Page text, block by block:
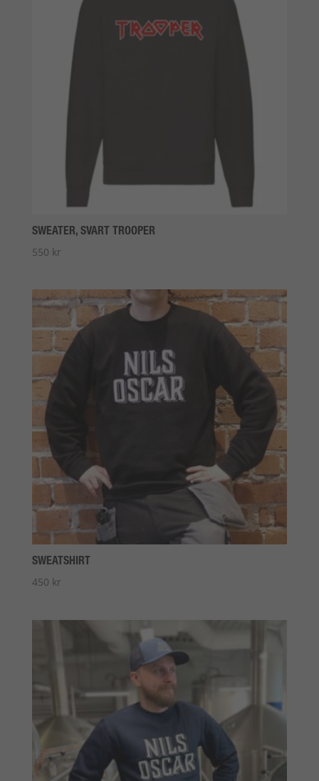
SWEATER, SVART TROOPER
550 kr
SWEATSHIRT
450 kr